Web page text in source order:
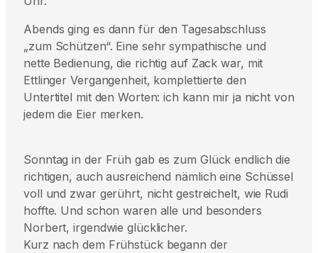
Abends ging es dann für den Tagesabschluss
„zum Schützen“. Eine sehr sympathische und
nette Bedienung, die richtig auf Zack war, mit
Ettlinger Vergangenheit, komplettierte den
Untertitel mit den Worten: ich kann mir ja nicht von
jedem die Eier merken.
Sonntag in der Früh gab es zum Glück endlich die
richtigen, auch ausreichend nämlich eine Schüssel
voll und zwar gerührt, nicht gestreichelt, wie Rudi
hoffte. Und schon waren alle und besonders
Norbert, irgendwie glücklicher.
Kurz nach dem Frühstück begann der